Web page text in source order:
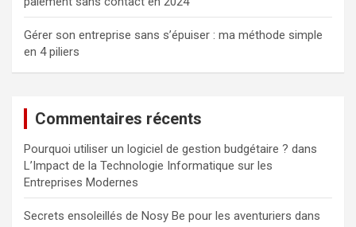
Gérer son entreprise sans s’épuiser : ma méthode simple
en 4 piliers
Commentaires récents
Pourquoi utiliser un logiciel de gestion budgétaire ? dans
L’Impact de la Technologie Informatique sur les
Entreprises Modernes
Secrets ensoleillés de Nosy Be pour les aventuriers dans